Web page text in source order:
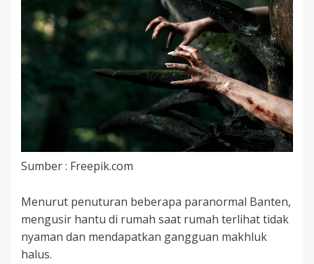
Sumber : Freepik.com
Menurut penuturan beberapa paranormal Banten,
mengusir hantu di rumah saat rumah terlihat tidak
nyaman dan mendapatkan gangguan makhluk
halus.